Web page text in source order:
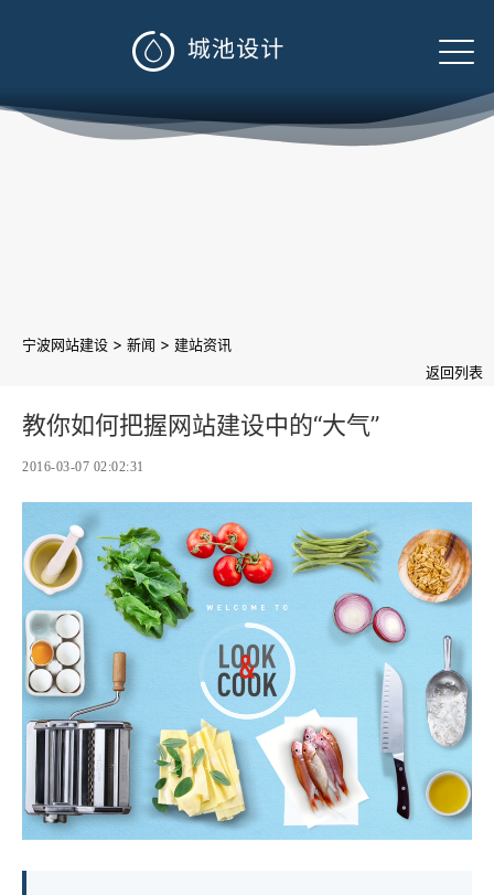

宁波网站建设 > 新闻 > 建站资讯
返回列表
教你如何把握网站建设中的“大气”
2016-03-07 02:02:31